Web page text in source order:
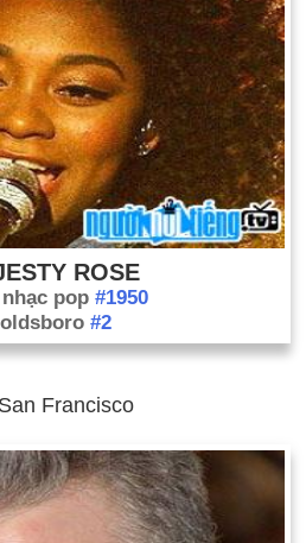
ROSE
pop #1950
#2
Francisco